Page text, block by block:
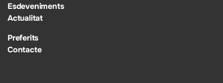
Esdeveniments
Actualitat
Preferits
Contacte